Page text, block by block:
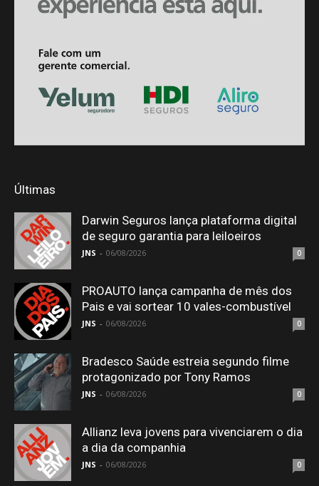
Últimas
Darwin Seguros lança plataforma digital
de seguro garantia para leiloeiros
JNS - 06/08/2026 0
PROAUTO lança campanha de mês dos
Pais e vai sortear 10 vales-combustível
JNS - 06/08/2026 0
Bradesco Saúde estreia segundo filme
protagonizado por Tony Ramos
JNS - 06/08/2026 0
Allianz leva jovens para vivenciarem o dia
a dia da companhia
JNS - 06/08/2026 0